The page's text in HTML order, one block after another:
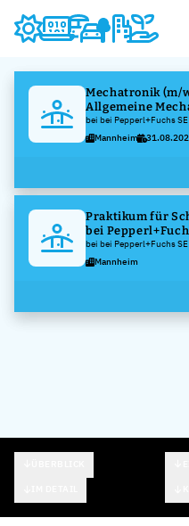
Mechatronik (m/
Allgemeine
bei bei Pepperl+Fuchs SE
Mannheim
Praktikum für
bei
bei bei Pepperl+Fuchs SE
Mannheim